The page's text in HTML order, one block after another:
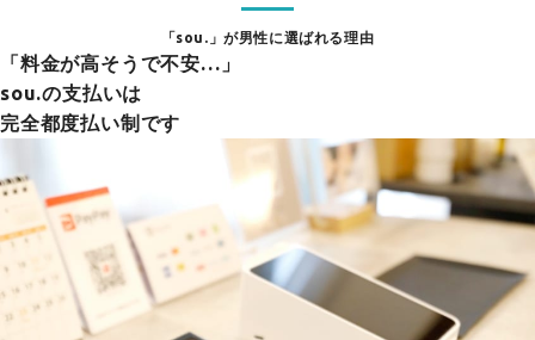
「sou.」が男性に選ばれる理由
「料金が高そうで不安…」
sou.の支払いは
完全都度払い制です